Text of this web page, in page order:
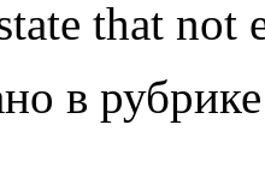
that
в